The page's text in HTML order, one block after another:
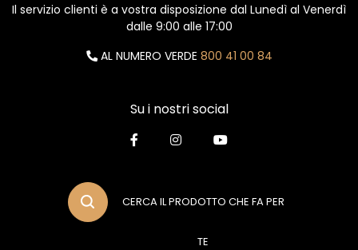
Il servizio clienti è a vostra disposizione dal Lunedì al Venerdì
dalle 9:00 alle 17:00
AL NUMERO VERDE 800 41 00 84
Su i nostri social
CERCA IL PRODOTTO CHE FA PER
TE